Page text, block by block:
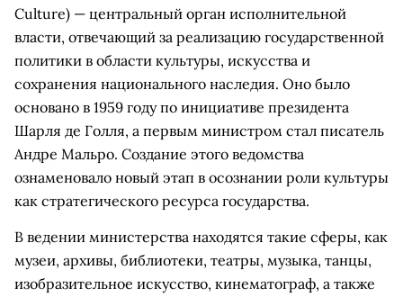
Culture) — центральный орган исполнительной
власти, отвечающий за реализацию государственной
политики в области культуры, искусства и
сохранения национального наследия. Оно было
основано в 1959 году по инициативе президента
Шарля де Голля, а первым министром стал писатель
Андре Мальро. Создание этого ведомства
ознаменовало новый этап в осознании роли культуры
как стратегического ресурса государства.
В ведении министерства находятся такие сферы, как
музеи, архивы, библиотеки, театры, музыка, танцы,
изобразительное искусство, кинематограф, а также